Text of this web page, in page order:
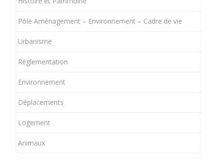
Pôle Aménagement – Environnement – Cadre de vie
Urbanisme
Réglementation
Environnement
Déplacements
Logement
Animaux